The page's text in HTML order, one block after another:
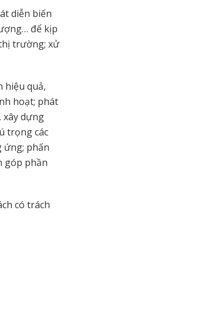
diễn biến
để kịp
trường; xử
hiệu quả,
hoạt; phát
xây dựng
trọng các
ứng; phấn
góp phần
có trách